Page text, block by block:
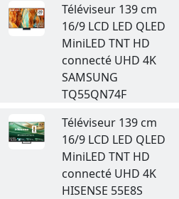
Téléviseur 139 cm
16/9 LCD LED QLED
MiniLED TNT HD
connecté UHD 4K
SAMSUNG
TQ55QN74F
Téléviseur 139 cm
16/9 LCD LED QLED
MiniLED TNT HD
connecté UHD 4K
HISENSE 55E8S